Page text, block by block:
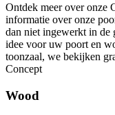
Ontdek meer over onze
informatie over onze
dan niet ingewerkt in de
idee voor uw poort en
toonzaal, we bekijken
Concept
Wood